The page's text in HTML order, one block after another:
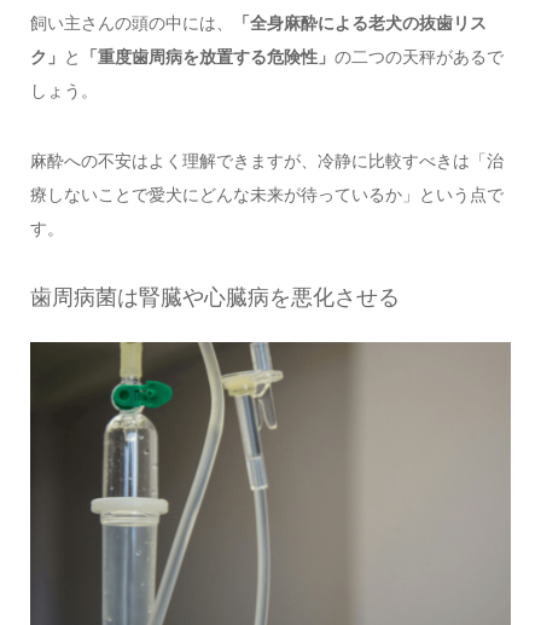
飼い主さんの頭の中には、
「全身麻酔による老犬の抜歯リス
ク」 と 「重度歯周病を放置する危険性」 の二つの天秤があるで
しょう。
麻酔への不安はよく理解できますが、冷静に比較すべきは「治
療しないことで愛犬にどんな未来が待っているか」という点で
す。
歯周病菌は腎臓や心臓病を悪化させる